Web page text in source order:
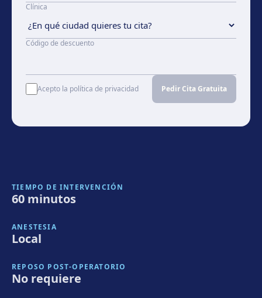
Clínica
Código de descuento
Acepto la política de privacidad Pedir Cita Gratuita
TIEMPO DE INTERVENCIÓN
60 minutos
ANESTESIA
Local
REPOSO POST-OPERATORIO
No requiere